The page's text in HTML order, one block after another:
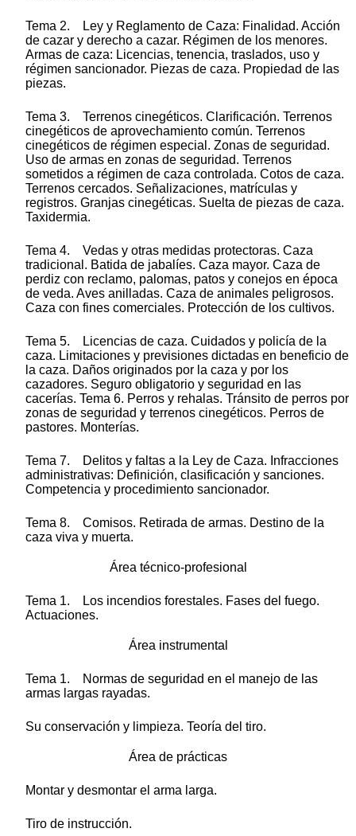
Tema 2. Ley y Reglamento de Caza: Finalidad. Acción
de cazar y derecho a cazar. Régimen de los menores.
Armas de caza: Licencias, tenencia, traslados, uso y
régimen sancionador. Piezas de caza. Propiedad de las
piezas.
Tema 3. Terrenos cinegéticos. Clarificación. Terrenos
cinegéticos de aprovechamiento común. Terrenos
cinegéticos de régimen especial. Zonas de seguridad.
Uso de armas en zonas de seguridad. Terrenos
sometidos a régimen de caza controlada. Cotos de caza.
Terrenos cercados. Señalizaciones, matrículas y
registros. Granjas cinegéticas. Suelta de piezas de caza.
Taxidermia.
Tema 4. Vedas y otras medidas protectoras. Caza
tradicional. Batida de jabalíes. Caza mayor. Caza de
perdiz con reclamo, palomas, patos y conejos en época
de veda. Aves anilladas. Caza de animales peligrosos.
Caza con fines comerciales. Protección de los cultivos.
Tema 5. Licencias de caza. Cuidados y policía de la
caza. Limitaciones y previsiones dictadas en beneficio de
la caza. Daños originados por la caza y por los
cazadores. Seguro obligatorio y seguridad en las
cacerías. Tema 6. Perros y rehalas. Tránsito de perros por
zonas de seguridad y terrenos cinegéticos. Perros de
pastores. Monterías.
Tema 7. Delitos y faltas a la Ley de Caza. Infracciones
administrativas: Definición, clasificación y sanciones.
Competencia y procedimiento sancionador.
Tema 8. Comisos. Retirada de armas. Destino de la
caza viva y muerta.
Área técnico-profesional
Tema 1. Los incendios forestales. Fases del fuego.
Actuaciones.
Área instrumental
Tema 1. Normas de seguridad en el manejo de las
armas largas rayadas.
Su conservación y limpieza. Teoría del tiro.
Área de prácticas
Montar y desmontar el arma larga.
Tiro de instrucción.